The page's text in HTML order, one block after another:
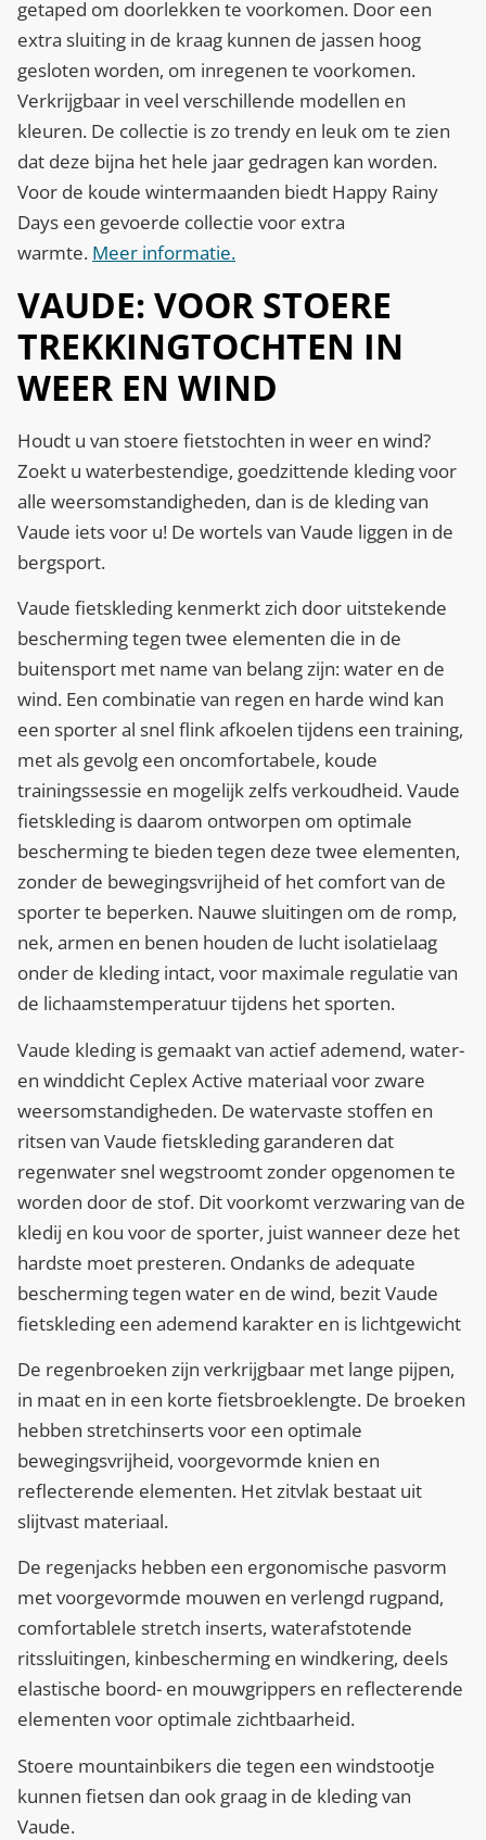
getaped om doorlekken te voorkomen. Door een
extra sluiting in de kraag kunnen de jassen hoog
gesloten worden, om inregenen te voorkomen.
Verkrijgbaar in veel verschillende modellen en
kleuren. De collectie is zo trendy en leuk om te zien
dat deze bijna het hele jaar gedragen kan worden.
Voor de koude wintermaanden biedt Happy Rainy
Days een gevoerde collectie voor extra
warmte. Meer informatie.
VAUDE: VOOR STOERE
TREKKINGTOCHTEN IN
WEER EN WIND
Houdt u van stoere fietstochten in weer en wind?
Zoekt u waterbestendige, goedzittende kleding voor
alle weersomstandigheden, dan is de kleding van
Vaude iets voor u! De wortels van Vaude liggen in de
bergsport.
Vaude fietskleding kenmerkt zich door uitstekende
bescherming tegen twee elementen die in de
buitensport met name van belang zijn: water en de
wind. Een combinatie van regen en harde wind kan
een sporter al snel flink afkoelen tijdens een training,
met als gevolg een oncomfortabele, koude
trainingssessie en mogelijk zelfs verkoudheid. Vaude
fietskleding is daarom ontworpen om optimale
bescherming te bieden tegen deze twee elementen,
zonder de bewegingsvrijheid of het comfort van de
sporter te beperken. Nauwe sluitingen om de romp,
nek, armen en benen houden de lucht isolatielaag
onder de kleding intact, voor maximale regulatie van
de lichaamstemperatuur tijdens het sporten.
Vaude kleding is gemaakt van actief ademend, water-
en winddicht Ceplex Active materiaal voor zware
weersomstandigheden. De watervaste stoffen en
ritsen van Vaude fietskleding garanderen dat
regenwater snel wegstroomt zonder opgenomen te
worden door de stof. Dit voorkomt verzwaring van de
kledij en kou voor de sporter, juist wanneer deze het
hardste moet presteren. Ondanks de adequate
bescherming tegen water en de wind, bezit Vaude
fietskleding een ademend karakter en is lichtgewicht
De regenbroeken zijn verkrijgbaar met lange pijpen,
in maat en in een korte fietsbroeklengte. De broeken
hebben stretchinserts voor een optimale
bewegingsvrijheid, voorgevormde knien en
reflecterende elementen. Het zitvlak bestaat uit
slijtvast materiaal.
De regenjacks hebben een ergonomische pasvorm
met voorgevormde mouwen en verlengd rugpand,
comfortablele stretch inserts, waterafstotende
ritssluitingen, kinbescherming en windkering, deels
elastische boord- en mouwgrippers en reflecterende
elementen voor optimale zichtbaarheid.
Stoere mountainbikers die tegen een windstootje
kunnen fietsen dan ook graag in de kleding van
Vaude.